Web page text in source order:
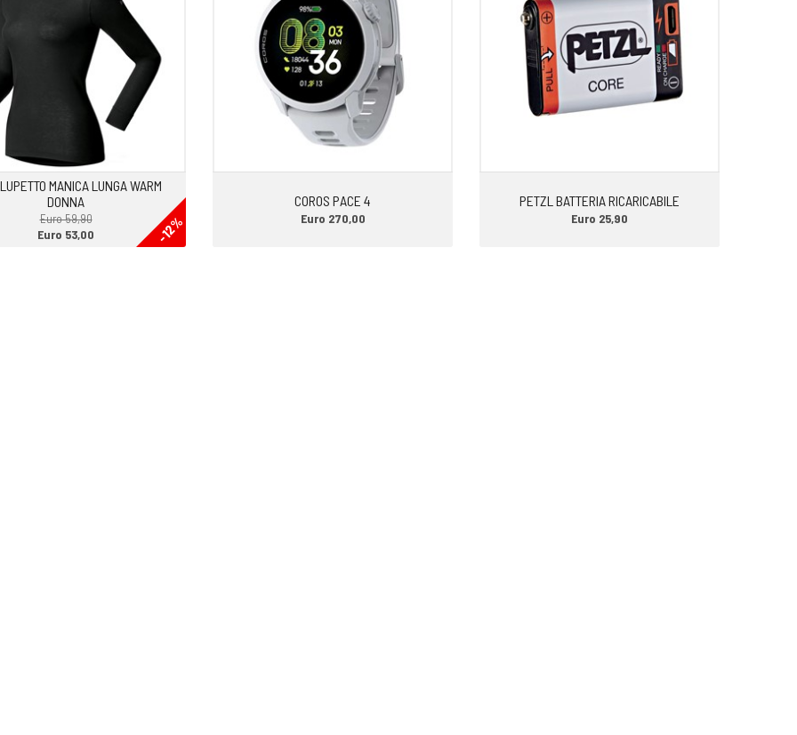
per gli acquisti fatti in negozio
Chi riceve la Gift Card sarà
la data di scadenza non trovi
MANICA LUNGA WARM
DONNA
Euro 59,90 -12%
Euro 53,00
COROS PACE 4
Euro 270,00
PETZL BATTERIA RICARICABILE
Euro 25,90